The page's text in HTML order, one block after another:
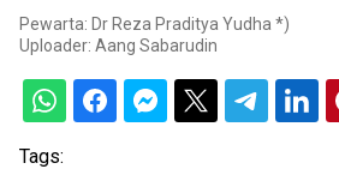
Pewarta: Dr Reza Praditya Yudha *)
Uploader: Aang Sabarudin
Tags: